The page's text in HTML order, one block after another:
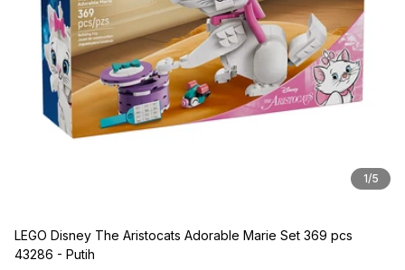
1/5
LEGO Disney The Aristocats Adorable Marie Set 369 pcs
43286 - Putih